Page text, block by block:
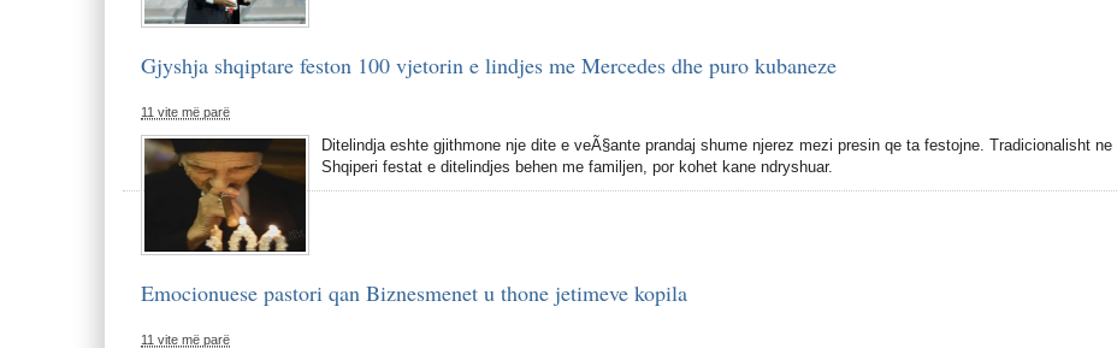
Gjyshja shqiptare feston 100 vjetorin e lindjes me Mercedes dhe puro kubaneze
11 vite më parë
Ditelindja eshte gjithmone nje dite e veÃ§ante prandaj shume njerez mezi presin qe ta festojne. Tradicionalisht ne
Shqiperi festat e ditelindjes behen me familjen, por kohet kane ndryshuar.
Emocionuese pastori qan Biznesmenet u thone jetimeve kopila
11 vite më parë